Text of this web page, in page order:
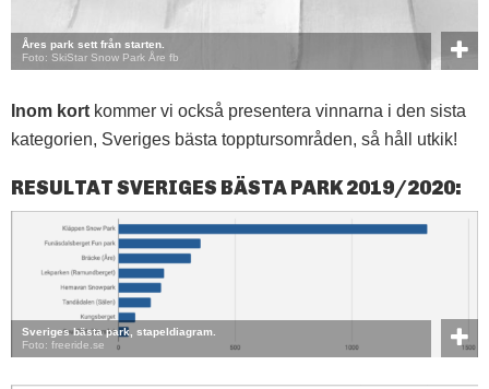
Åres park sett från starten.
Foto: SkiStar Snow Park Åre fb
Inom kort kommer vi också presentera vinnarna i den sista
kategorien, Sveriges bästa topptursområden, så håll utkik!
RESULTAT SVERIGES BÄSTA PARK 2019/2020:
Sveriges bästa park, stapeldiagram.
Foto: freeride.se